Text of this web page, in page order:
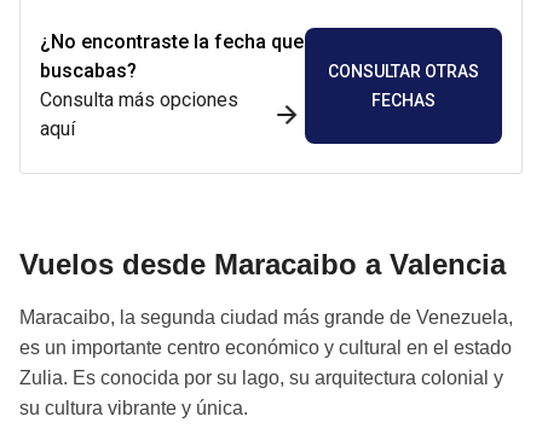
¿No encontraste la fecha que
buscabas?
Consulta más opciones
aquí
CONSULTAR OTRAS
FECHAS
Vuelos desde Maracaibo a Valencia
Maracaibo, la segunda ciudad más grande de Venezuela,
es un importante centro económico y cultural en el estado
Zulia. Es conocida por su lago, su arquitectura colonial y
su cultura vibrante y única.